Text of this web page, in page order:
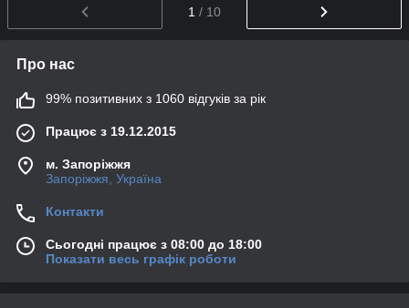
1 / 10
Про нас
99% позитивних з 1060 відгуків за рік
Працює з 19.12.2015
м. Запоріжжя
Запоріжжя, Україна
Контакти
Сьогодні працює з 08:00 до 18:00
Показати весь графік роботи